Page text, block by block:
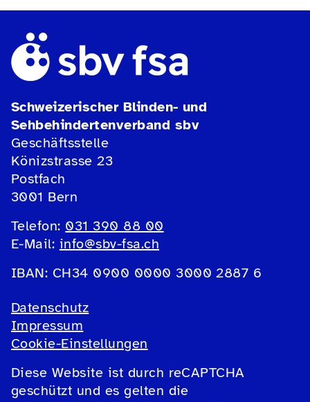
Schweizerischer Blinden- und
Sehbehindertenverband sbv
Geschäftsstelle
Könizstrasse 23
Postfach
3001 Bern
Telefon: 031 390 88 00
E-Mail: info@sbv-fsa.ch
IBAN: CH34 0900 0000 3000 2887 6
Datenschutz
Impressum
Cookie-Einstellungen
Diese Website ist durch reCAPTCHA
geschützt und es gelten die